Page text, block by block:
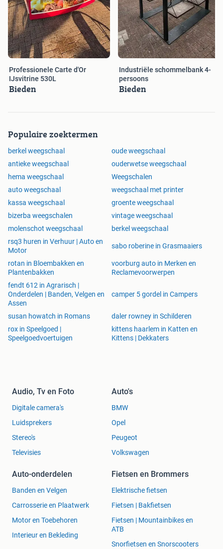
Professionele Carte d'Or
IJsvitrine 530L
Bieden
Industriële schommelbank 4-
persoons
Bieden
Populaire zoektermen
berkel weegschaal
oude weegschaal
antieke weegschaal
ouderwetse weegschaal
hema weegschaal
Weegschalen
auto weegschaal
weegschaal met printer
kassa weegschaal
groente weegschaal
bizerba weegschalen
vintage weegschaal
molenschot weegschaal
berkel weegschaal
rsq3 huren in Verhuur | Auto en
Motor
sabo roberine in Grasmaaiers
rotan in Bloembakken en
Plantenbakken
voorburg auto in Merken en
Reclamevoorwerpen
fendt 612 in Agrarisch |
Onderdelen | Banden, Velgen en
Assen
camper 5 gordel in Campers
susan howatch in Romans
daler rowney in Schilderen
rox in Speelgoed |
Speelgoedvoertuigen
kittens haarlem in Katten en
Kittens | Dekkaters
Audio, Tv en Foto
Digitale camera's
Luidsprekers
Stereo's
Televisies
Auto's
BMW
Opel
Peugeot
Volkswagen
Auto-onderdelen
Banden en Velgen
Carrosserie en Plaatwerk
Motor en Toebehoren
Interieur en Bekleding
Fietsen en Brommers
Elektrische fietsen
Fietsen | Bakfietsen
Fietsen | Mountainbikes en
ATB
Snorfietsen en Snorscooters